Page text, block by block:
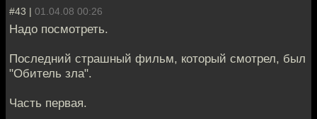
#43 | 01.04.08 00:26
Надо посмотреть.
Последний страшный фильм, который смотрел, был
"Обитель зла".
Часть первая.